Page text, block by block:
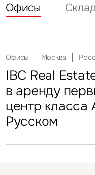
Офисы
Офисы Москва
IBC Real
в аренду
центр класса
Русском
FFF group –
«Атлант-Парк»
Гостиницы Москва
Новый Crocus
Петровский
в отеле Hyatt
Инвестиции Москва
Один из
гостиничных
Подмосковья
под
«Солнце